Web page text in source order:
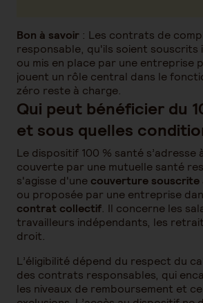
Bon à savoir : Les contrats de
responsable, qu'ils soient souscrits
ou mis en place par une entreprise
jouent un rôle central dans le
zéro reste à charge.
Qui peut bénéficier du
et sous quelles
Le dispositif 100 % santé
couverte par une mutuelle santé
s'agisse d'une couverture souscrite
ou proposée par une entreprise
contrat collectif. Il concerne les
travailleurs indépendants, les
droit.
L’éligibilité dépend du respect du
des contrats responsables, qui
les niveaux de remboursement et